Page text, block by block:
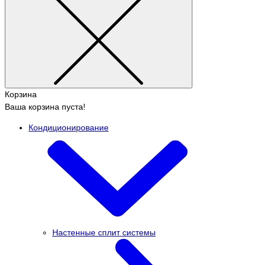
Корзина
Ваша корзина пуста!
Кондиционирование
Настенные сплит системы